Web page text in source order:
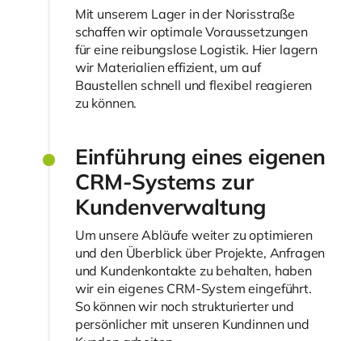
Mit unserem Lager in der Norisstraße
schaffen wir optimale Voraussetzungen
für eine reibungslose Logistik. Hier lagern
wir Materialien effizient, um auf
Baustellen schnell und flexibel reagieren
zu können.
Einführung eines eigenen
CRM-Systems zur
Kundenverwaltung
Um unsere Abläufe weiter zu optimieren
und den Überblick über Projekte, Anfragen
und Kundenkontakte zu behalten, haben
wir ein eigenes CRM-System eingeführt.
So können wir noch strukturierter und
persönlicher mit unseren Kundinnen und